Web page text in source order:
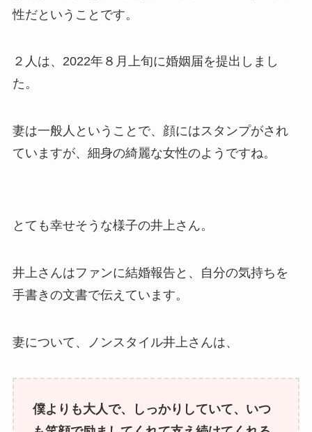
性だということです。
２人は、2022年８月上旬に婚姻届を提出しまし
た。
妻は一般人ということで、顔にはスタンプがされ
ていますが、細身の綺麗な女性のようですね。
とても幸せそうな様子の井上さん。
井上さんはファンに結婚報告と、自分の気持ちを
手書きの文書で伝えています。
妻について、ノンスタイル井上さんは、
僕よりも大人で、しっかりしていて、いつ